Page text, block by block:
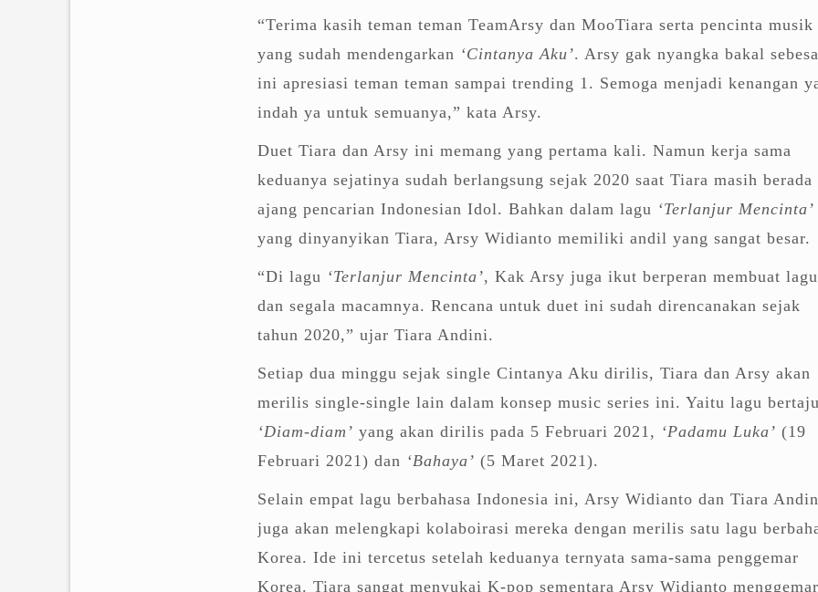
“Terima kasih teman teman TeamArsy dan MooTiara serta pencinta musik
yang sudah mendengarkan ‘Cintanya Aku’. Arsy gak nyangka bakal
ini apresiasi teman teman sampai trending 1. Semoga menjadi kenangan
indah ya untuk semuanya,” kata Arsy.
Duet Tiara dan Arsy ini memang yang pertama kali. Namun kerja sama
keduanya sejatinya sudah berlangsung sejak 2020 saat Tiara masih berada
ajang pencarian Indonesian Idol. Bahkan dalam lagu ‘Terlanjur Mencinta’
yang dinyanyikan Tiara, Arsy Widianto memiliki andil yang sangat besar.
“Di lagu ‘Terlanjur Mencinta’, Kak Arsy juga ikut berperan membuat lagu
dan segala macamnya. Rencana untuk duet ini sudah direncanakan sejak
tahun 2020,” ujar Tiara Andini.
Setiap dua minggu sejak single Cintanya Aku dirilis, Tiara dan Arsy akan
merilis single-single lain dalam konsep music series ini. Yaitu lagu
‘Diam-diam’ yang akan dirilis pada 5 Februari 2021, ‘Padamu Luka’ (19
Februari 2021) dan ‘Bahaya’ (5 Maret 2021).
Selain empat lagu berbahasa Indonesia ini, Arsy Widianto dan Tiara
juga akan melengkapi kolaboirasi mereka dengan merilis satu lagu
Korea. Ide ini tercetus setelah keduanya ternyata sama-sama penggemar
Korea. Tiara sangat menyukai K-pop sementara Arsy Widianto